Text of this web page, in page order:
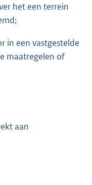
het een terrein
in een vastgestelde
maatregelen of
aan